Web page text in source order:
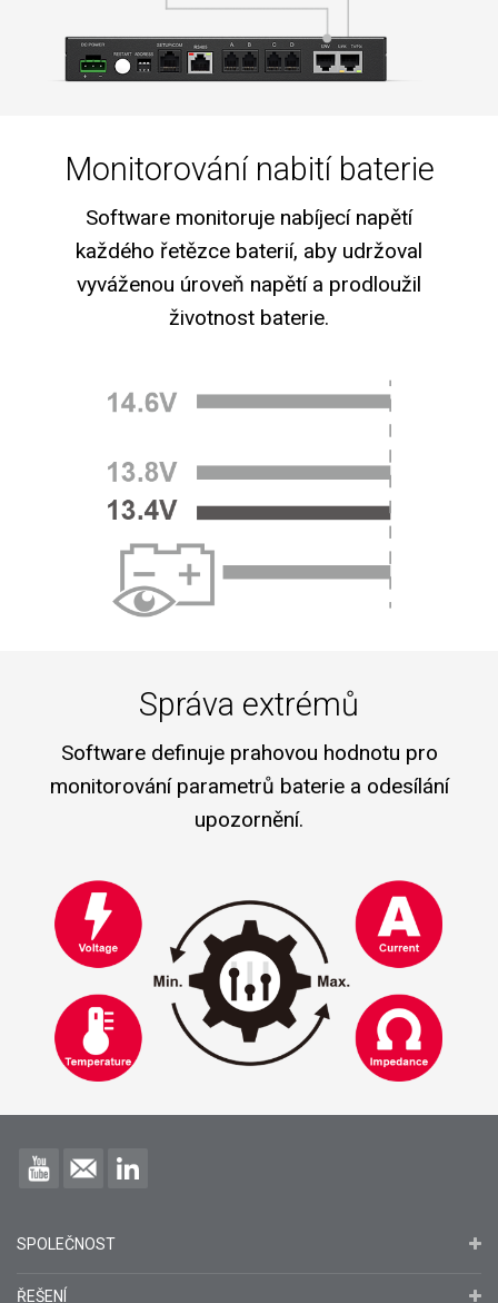
Monitorování nabití baterie
Software monitoruje nabíjecí napětí
každého řetězce baterií, aby udržoval
vyváženou úroveň napětí a prodloužil
životnost baterie.
Správa extrémů
Software definuje prahovou hodnotu pro
monitorování parametrů baterie a odesílání
upozornění.
SPOLEČNOST
ŘEŠENÍ